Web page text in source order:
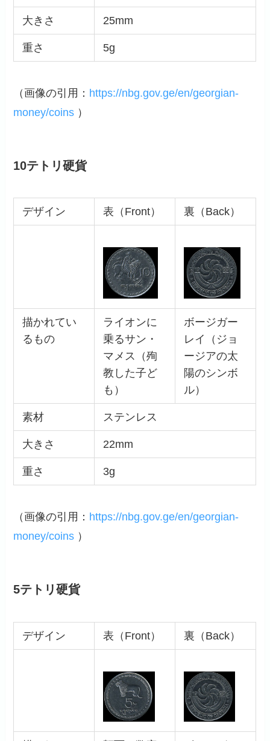
大きさ 25mm
重さ 5g
（画像の引用： https://nbg.gov.ge/en/georgian-
money/coins ）
10テトリ硬貨
デザイン 表（Front） 裏（Back）
描かれてい
るもの
ライオンに
乗るサン・
マメス（殉
教した子ど
も）
ボージガー
レイ（ジョ
ージアの太
陽のシンボ
ル）
素材 ステンレス
大きさ 22mm
重さ 3g
（画像の引用： https://nbg.gov.ge/en/georgian-
money/coins ）
5テトリ硬貨
デザイン 表（Front） 裏（Back）